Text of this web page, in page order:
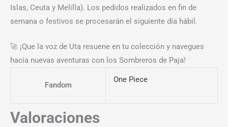
Islas, Ceuta y Melilla). Los pedidos realizados en fin de
semana o festivos se procesarán el siguiente día hábil.
🚀 ¡Que la voz de Uta resuene en tu colección y navegues
hacia nuevas aventuras con los Sombreros de Paja!
Fandom
One Piece
Valoraciones